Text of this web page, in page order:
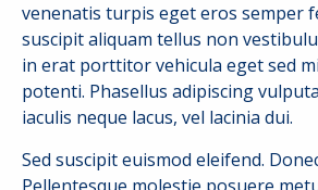
venenatis turpis eget eros semper
suscipit aliquam tellus non
in erat porttitor vehicula eget sed
potenti. Phasellus adipiscing
iaculis neque lacus, vel lacinia dui.
Sed suscipit euismod eleifend.